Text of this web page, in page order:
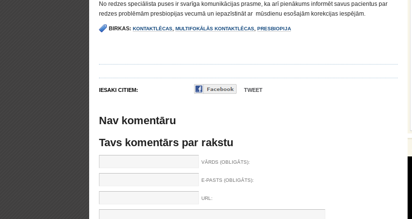
No redzes speciālista puses ir svarīga komunikācijas prasme, ka arī pienākums informēt savus pacientus par
redzes problēmām presbiopijas vecumā un iepazīstināt ar mūsdienu esošajām korekcijas iespējām.
BIRKAS: KONTAKTLĒCAS MULTIFOKĀLĀS KONTAKTLĒCAS PRESBIOPIJA
IESAKI CITIEM: TWEET
Nav komentāru
Tavs komentārs par rakstu
VĀRDS (OBLIGĀTS):
E-PASTS (OBLIGĀTS):
URL: